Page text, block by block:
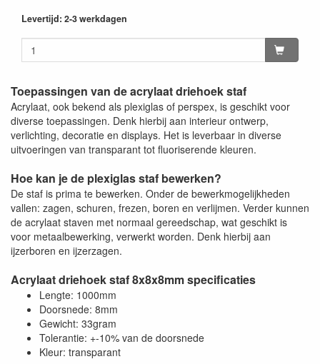
Levertijd: 2-3 werkdagen
Toepassingen van de acrylaat driehoek staf
Acrylaat, ook bekend als plexiglas of perspex, is geschikt voor
diverse toepassingen. Denk hierbij aan interieur ontwerp,
verlichting, decoratie en displays. Het is leverbaar in diverse
uitvoeringen van transparant tot fluoriserende kleuren.
Hoe kan je de plexiglas staf bewerken?
De staf is prima te bewerken. Onder de bewerkmogelijkheden
vallen: zagen, schuren, frezen, boren en verlijmen. Verder kunnen
de acrylaat staven met normaal gereedschap, wat geschikt is
voor metaalbewerking, verwerkt worden. Denk hierbij aan
ijzerboren en ijzerzagen.
Acrylaat driehoek staf 8x8x8mm specificaties
Lengte: 1000mm
Doorsnede: 8mm
Gewicht: 33gram
Tolerantie: +-10% van de doorsnede
Kleur: transparant